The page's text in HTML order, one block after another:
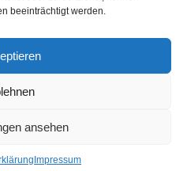
beeinträchtigt werden.
ansehen
Impressum